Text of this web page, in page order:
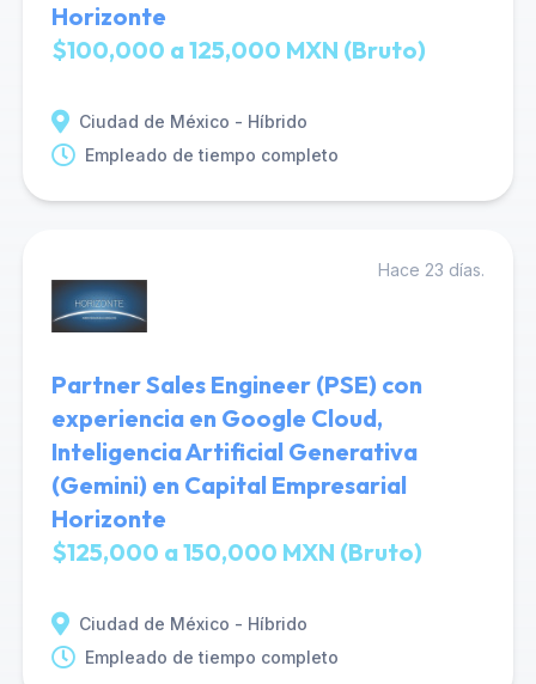
Horizonte
$100,000 a 125,000 MXN (Bruto)
Ciudad de México - Híbrido
Empleado de tiempo completo
Hace 23 días.
Partner Sales Engineer (PSE) con
experiencia en Google Cloud,
Inteligencia Artificial Generativa
(Gemini) en Capital Empresarial
Horizonte
$125,000 a 150,000 MXN (Bruto)
Ciudad de México - Híbrido
Empleado de tiempo completo